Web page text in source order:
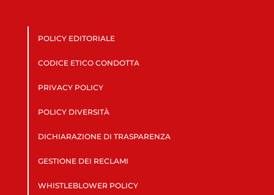
POLICY EDITORIALE
CODICE ETICO CONDOTTA
PRIVACY POLICY
POLICY DIVERSITÀ
DICHIARAZIONE DI TRASPARENZA
GESTIONE DEI RECLAMI
WHISTLEBLOWER POLICY